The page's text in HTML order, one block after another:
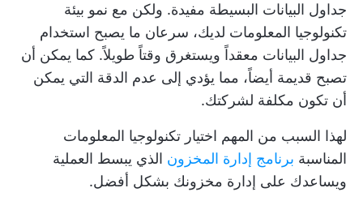
جداول البيانات البسيطة مفيدة. ولكن مع نمو بيئة
تكنولوجيا المعلومات لديك، سرعان ما يصبح استخدام
جداول البيانات معقداً ويستغرق وقتاً طويلاً. كما يمكن أن
تصبح قديمة أيضاً، مما يؤدي إلى عدم الدقة التي يمكن
أن تكون مكلفة لشركتك.
لهذا السبب من المهم اختيار تكنولوجيا المعلومات
المناسبة برنامج إدارة المخزون الذي يبسط العملية
ويساعدك على إدارة مخزونك بشكل أفضل.